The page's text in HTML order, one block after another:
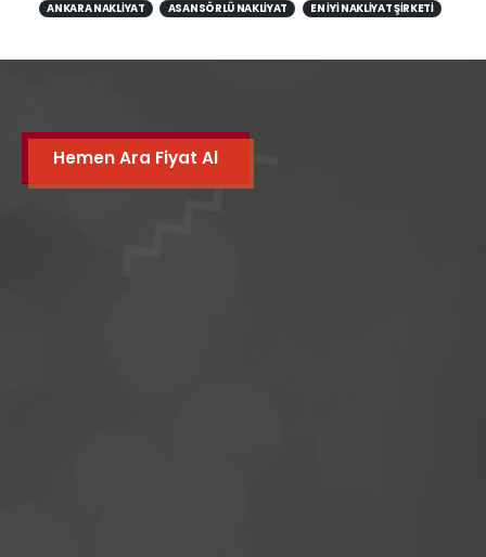
ANKARA NAKLIYAT
ASANSÖRLÜ NAKLIYAT EN IYI NAKLIYAT ŞIRKETI
Hemen Ara Fiyat Al